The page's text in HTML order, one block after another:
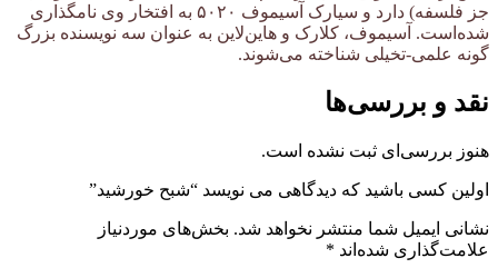
جز فلسفه) دارد و سیارک آسیموف ۵۰۲۰ به افتخار وی نامگذاری
شده‌است. آسیموف، کلارک و هاین‌لاین به عنوان سه نویسنده بزرگ
گونه علمی-تخیلی شناخته می‌شوند.
نقد و بررسی‌ها
هنوز بررسی‌ای ثبت نشده است.
اولین کسی باشید که دیدگاهی می نویسد “شبح خورشید”
نشانی ایمیل شما منتشر نخواهد شد. بخش‌های موردنیاز
علامت‌گذاری شده‌اند *